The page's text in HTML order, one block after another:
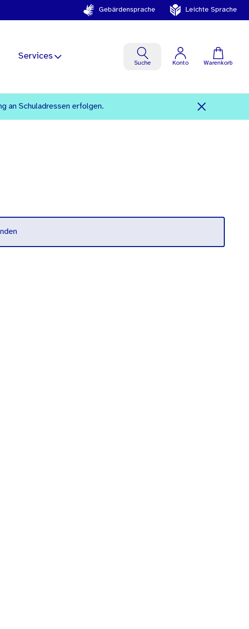
Gebärdensprache Leichte Sprache
Services
Suche Konto Warenkorb
an Schuladressen erfolgen.